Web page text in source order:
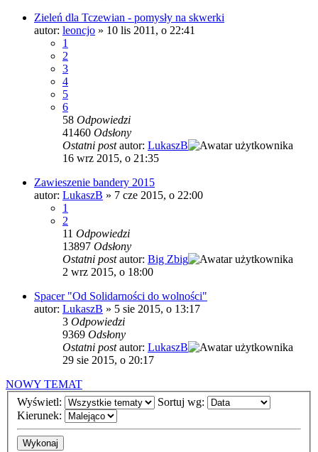
Zieleń dla Tczewian - pomysły na skwerki
autor: leoncjo » 10 lis 2011, o 22:41
1
2
3
4
5
6
58 Odpowiedzi
41460 Odsłony
Ostatni postautor: LukaszB
16 wrz 2015, o 21:35
Zawieszenie bandery 2015
autor: LukaszB » 7 cze 2015, o 22:00
1
2
11 Odpowiedzi
13897 Odsłony
Ostatni postautor: Big Zbig
2 wrz 2015, o 18:00
Spacer "Od Solidarności do wolności"
autor: LukaszB » 5 sie 2015, o 13:17
3 Odpowiedzi
9369 Odsłony
Ostatni postautor: LukaszB
29 sie 2015, o 20:17
NOWY TEMAT
Wyświetl:
Sortuj wg:
Kierunek: